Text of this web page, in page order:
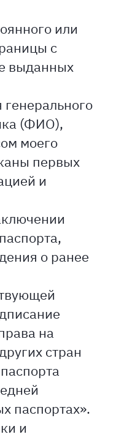
или
с
выданных
(ФИО),
моего
первых
и
о ранее
на
стран
паспортах».
и